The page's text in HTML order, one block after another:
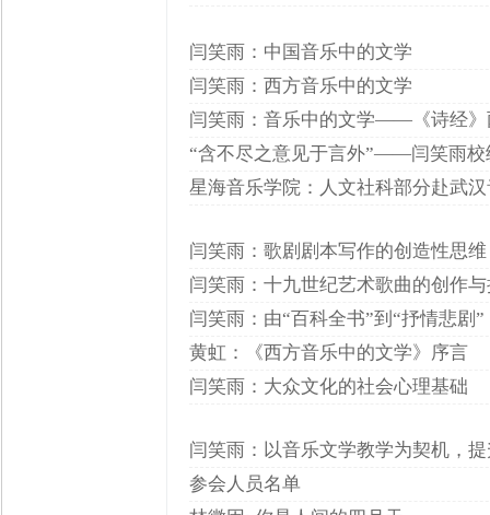
闫笑雨：中国音乐中的文学
闫笑雨：西方音乐中的文学
闫笑雨：音乐中的文学——《诗经》
“含不尽之意见于言外”——闫笑雨校
星海音乐学院：人文社科部分赴武
闫笑雨：歌剧剧本写作的创造性思维
闫笑雨：十九世纪艺术歌曲的创作
闫笑雨：由“百科全书”到“抒情悲剧”
黄虹：《西方音乐中的文学》序言
闫笑雨：大众文化的社会心理基础
闫笑雨：以音乐文学教学为契机，
参会人员名单